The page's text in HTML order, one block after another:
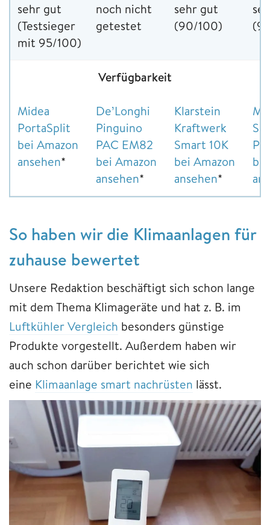
sehr gut
(Testsieger
mit 95/100)
noch nicht
getestet
sehr gut
(90/100)
Verfügbarkeit
Midea
PortaSplit
bei Amazon
ansehen*
De’Longhi
Pinguino
PAC EM82
bei Amazon
ansehen*
Klarstein
Kraftwerk
Smart 10K
bei Amazon
ansehen*
So haben wir die Klimaanlagen für
zuhause bewertet
Unsere Redaktion beschäftigt sich schon lange
mit dem Thema Klimageräte und hat z. B. im
Luftkühler Vergleich besonders günstige
Produkte vorgestellt. Außerdem haben wir
auch schon darüber berichtet wie sich
eine Klimaanlage smart nachrüsten lässt.